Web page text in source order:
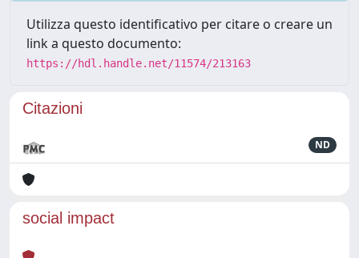
Utilizza questo identificativo per citare o creare un
link a questo documento:
https://hdl.handle.net/11574/213163
Citazioni
ND
social impact